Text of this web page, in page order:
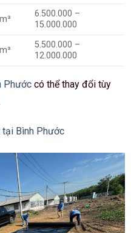
6.500.000 –
15.000.000
5.500.000 –
12.000.000
Phước có thể thay đổi tùy
Bình Phước